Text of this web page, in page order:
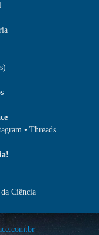
• Threads
Ciência